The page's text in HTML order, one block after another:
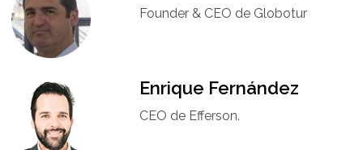
Founder & CEO de Globotur​
Enrique Fernández
CEO de Efferson.